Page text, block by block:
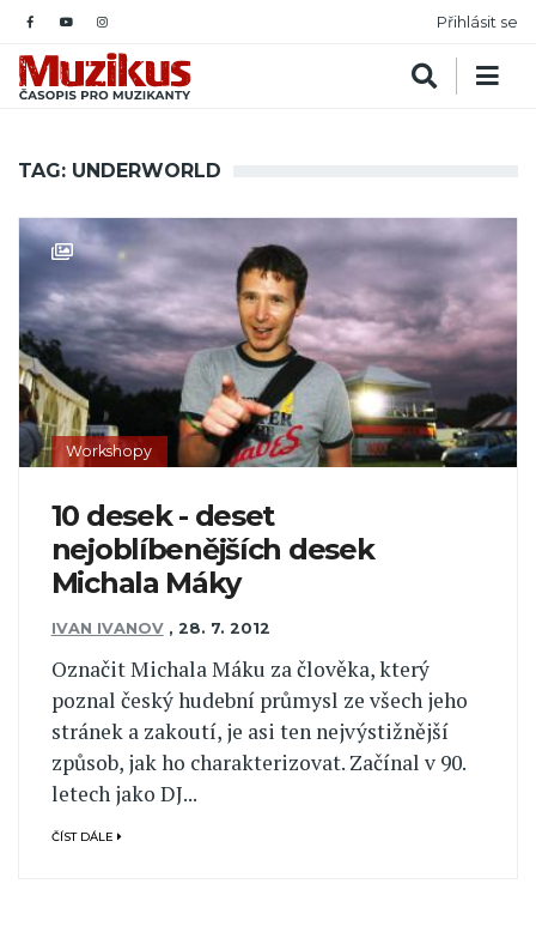
Přihlásit se
TAG: UNDERWORLD
Workshopy
10 desek - deset
nejoblíbenějších desek
Michala Máky
IVAN IVANOV , 28. 7. 2012
Označit Michala Máku za člověka, který
poznal český hudební průmysl ze všech jeho
stránek a zakoutí, je asi ten nejvýstižnější
způsob, jak ho charakterizovat. Začínal v 90.
letech jako DJ...
ČÍST DÁLE